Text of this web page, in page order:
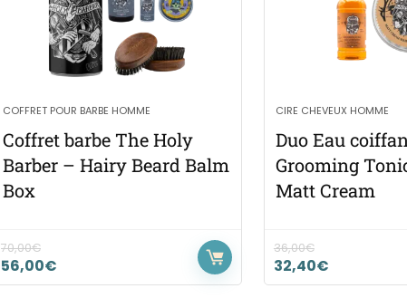
COFFRET POUR BARBE HOMME
Coffret barbe The Holy
Barber – Hairy Beard Balm
Box
70,00€
56,00€
CIRE CHEVEUX HOMME
Duo Eau
Grooming
Matt Cream
36,00€
32,40€